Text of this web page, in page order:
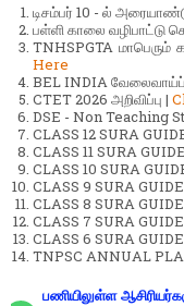
டிசம்பர் 10 - ல்
பள்ளி காலை வழிபாட்டு
TNHSPGTA
Here
BEL INDIA
CTET 2026 அறிவிப்பு |
DSE - Non Teaching
CLASS 12 SURA
CLASS 11 SURA
CLASS 10 SURA
CLASS 9 SURA
CLASS 8 SURA
CLASS 7 SURA
CLASS 6 SURA
TNPSC ANNUAL
பணியிலுள்ள